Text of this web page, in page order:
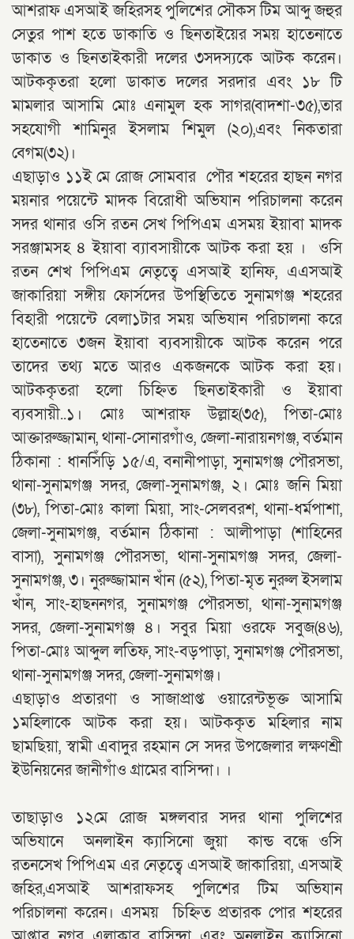
আশরাফ এসআই জহিরসহ পুলিশের সৌকস টিম আব্দু জহুর
সেতুর পাশ হতে ডাকাতি ও ছিনতাইয়ের সময় হাতেনাতে
ডাকাত ও ছিনতাইকারী দলের ৩সদস্যকে আটক করেন।
আটককৃতরা হলো ডাকাত দলের সরদার এবং ১৮ টি
মামলার আসামি মোঃ এনামুল হক সাগর(বাদশা-৩৫),তার
সহযোগী শামিনুর ইসলাম শিমুল (২০),এবং নিকতারা
বেগম(৩২)।
‎এছাড়াও ১১ই মে রোজ সোমবার পৌর শহরের হাছন নগর
ময়নার পয়েন্টে মাদক বিরোধী অভিযান পরিচালনা করেন
সদর থানার ওসি রতন সেখ পিপিএম এসময় ইয়াবা মাদক
সরঞ্জামসহ ৪ ইয়াবা ব্যাবসায়ীকে আটক করা হয় । ওসি
রতন শেখ পিপিএম নেতৃত্বে এসআই হানিফ, এএসআই
জাকারিয়া সঙ্গীয় ফোর্সদের উপস্থিতিতে সুনামগঞ্জ শহরের
বিহারী পয়েন্টে বেলা১টার সময় অভিযান পরিচালনা করে
হাতেনাতে ৩জন ইয়াবা ব্যবসায়ীকে আটক করেন পরে
তাদের তথ্য মতে আরও একজনকে আটক করা হয়।
আটককৃতরা হলো চিহ্নিত ছিনতাইকারী ও ইয়াবা
ব্যবসায়ী..১। মোঃ আশরাফ উল্লাহ(৩৫), পিতা-মোঃ
আক্তারুজ্জামান, থানা-সোনারগাঁও, জেলা-নারায়নগঞ্জ, বর্তমান
ঠিকানা : ধানসিঁড়ি ১৫/এ, বনানীপাড়া, সুনামগঞ্জ পৌরসভা,
থানা-সুনামগঞ্জ সদর, জেলা-সুনামগঞ্জ, ২। মোঃ জনি মিয়া
(৩৮), পিতা-মোঃ কালা মিয়া, সাং-সেলবরশ, থানা-ধর্মপাশা,
জেলা-সুনামগঞ্জ, বর্তমান ঠিকানা : আলীপাড়া (শাহিনের
বাসা), সুনামগঞ্জ পৌরসভা, থানা-সুনামগঞ্জ সদর, জেলা-
সুনামগঞ্জ, ৩। নুরুজ্জামান খাঁন (৫২), পিতা-মৃত নুরুল ইসলাম
খাঁন, সাং-হাছননগর, সুনামগঞ্জ পৌরসভা, থানা-সুনামগঞ্জ
সদর, জেলা-সুনামগঞ্জ ৪। সবুর মিয়া ওরফে সবুজ(৪৬),
পিতা-মোঃ আব্দুল লতিফ, সাং-বড়পাড়া, সুনামগঞ্জ পৌরসভা,
থানা-সুনামগঞ্জ সদর, জেলা-সুনামগঞ্জ।
‎এছাড়াও প্রতারণা ও সাজাপ্রাপ্ত ওয়ারেন্টভূক্ত আসামি
১মহিলাকে আটক করা হয়। আটককৃত মহিলার নাম
ছামছিয়া, স্বামী এবাদুর রহমান সে সদর উপজেলার লক্ষণশ্রী
ইউনিয়নের জানীগাঁও গ্রামের বাসিন্দা। ।
‎তাছাড়াও ১২মে রোজ মঙ্গলবার সদর থানা পুলিশের
অভিযানে অনলাইন ক্যাসিনো জুয়া কান্ড বন্ধে ওসি
রতনসেখ পিপিএম এর নেতৃত্বে এসআই জাকারিয়া, এসআই
জহির,এসআই আশরাফসহ পুলিশের টিম অভিযান
পরিচালনা করেন। এসময় চিহ্নিত প্রতারক পোর শহরের